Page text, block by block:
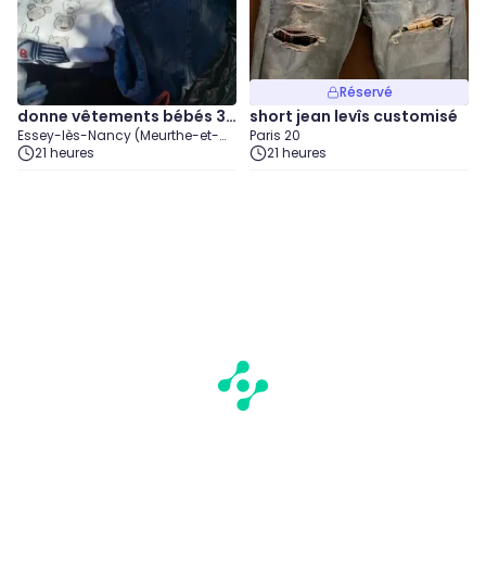
donne vêtements bébés 3
mois garçons
Essey-lès-Nancy (Meurthe-et-
Moselle)
21 heures
Réservé
short jean levîs customisé
Paris 20
21 heures